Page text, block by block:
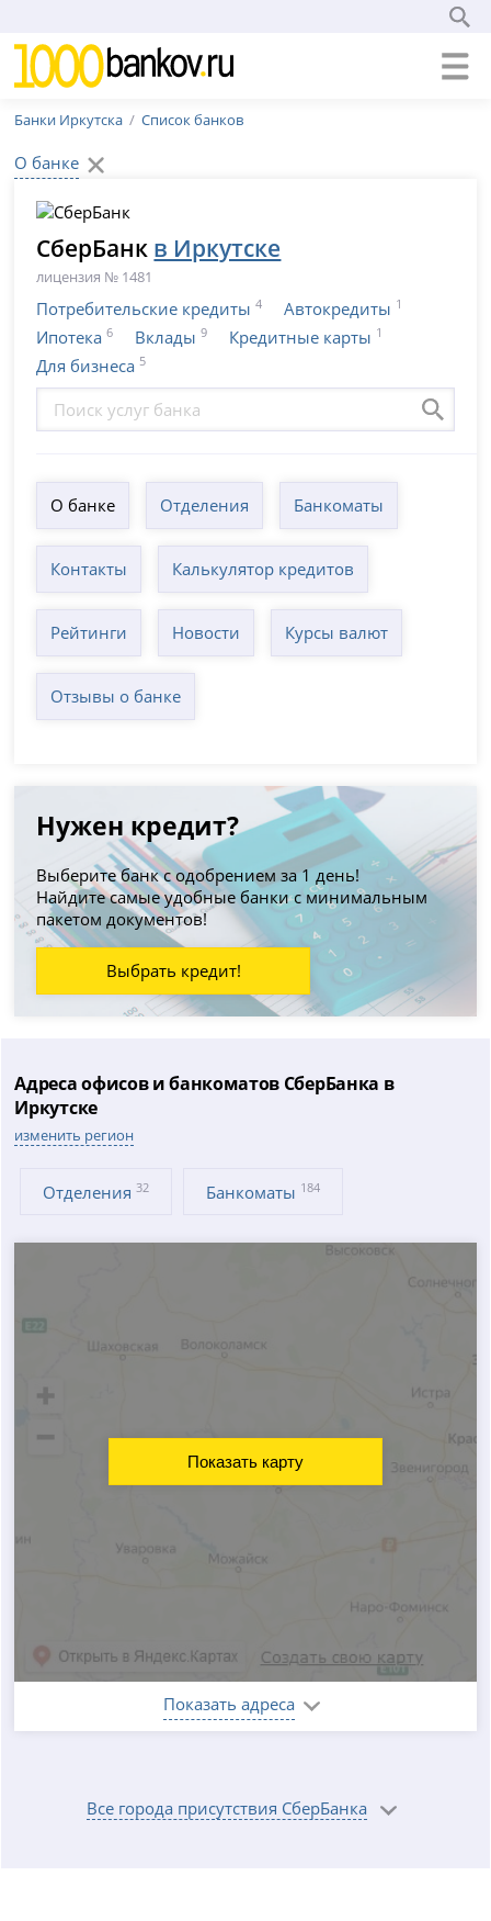
Банки Иркутска Список банков
О банке
СберБанк в Иркутске
лицензия № 1481
Потребительские кредиты 4 Автокредиты 1
Ипотека 6 Вклады 9 Кредитные карты 1
Для бизнеса 5
О банке Отделения Банкоматы
Контакты Калькулятор кредитов
Рейтинги Новости Курсы валют
Отзывы о банке
Нужен кредит?
Выберите банк с одобрением за 1 день!
Найдите самые удобные банки с минимальным
пакетом документов!
Выбрать кредит!
Адреса офисов и банкоматов СберБанка в
Иркутске
изменить регион
Отделения32 Банкоматы 184
Показать адреса
Показать карту
Все города присутствия СберБанка